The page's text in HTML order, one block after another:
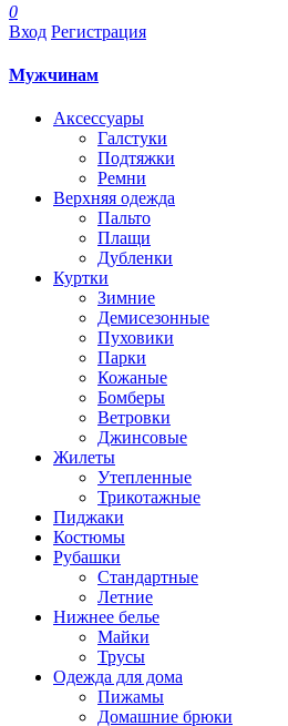
0
Вход Регистрация
Мужчинам
Аксессуары
Галстуки
Подтяжки
Ремни
Верхняя одежда
Пальто
Плащи
Дубленки
Куртки
Зимние
Демисезонные
Пуховики
Парки
Кожаные
Бомберы
Ветровки
Джинсовые
Жилеты
Утепленные
Трикотажные
Пиджаки
Костюмы
Рубашки
Стандартные
Летние
Нижнее белье
Майки
Трусы
Одежда для дома
Пижамы
Домашние брюки